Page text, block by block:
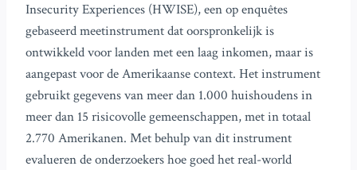
Insecurity Experiences (HWISE), een op enquêtes
gebaseerd meetinstrument dat oorspronkelijk is
ontwikkeld voor landen met een laag inkomen, maar is
aangepast voor de Amerikaanse context. Het instrument
gebruikt gegevens van meer dan 1.000 huishoudens in
meer dan 15 risicovolle gemeenschappen, met in totaal
2.770 Amerikanen. Met behulp van dit instrument
evalueren de onderzoekers hoe goed het real-world